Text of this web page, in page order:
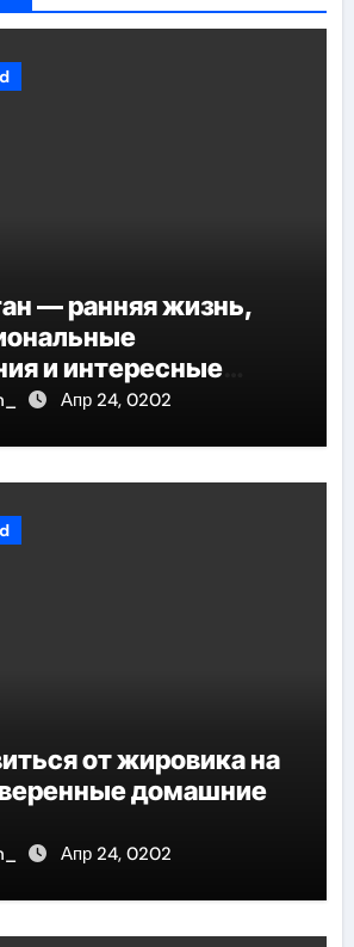
— ранняя жизнь,
и интересные
Апр 24, 0202
от жировика на
домашние
Апр 24, 0202